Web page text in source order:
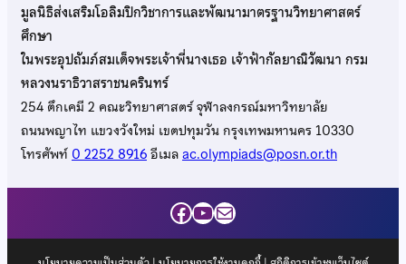
มูลนิธิส่งเสริมโอลิมปิกวิชาการและพัฒนามาตรฐานวิทยาศาสตร์
ศึกษา
ในพระอุปถัมภ์สมเด็จพระเจ้าพี่นางเธอ เจ้าฟ้ากัลยาณิวัฒนา กรม
หลวงนราธิวาสราชนครินทร์
254 ตึกเคมี 2 คณะวิทยาศาสตร์ จุฬาลงกรณ์มหาวิทยาลัย
ถนนพญาไท แขวงวังใหม่ เขตปทุมวัน กรุงเทพมหานคร 10330
โทรศัพท์0 2252 8916อีเมลac.olympiads@posn.or.th
Facebook
YouTube
Mail